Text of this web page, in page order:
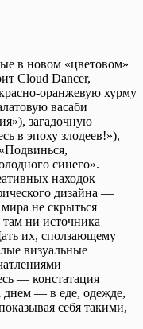
в новом «цветовом»
Cloud Dancer,
оранжевую хурму
васаби
загадочную
в эпоху злодеев!»),
синего».
находок
дизайна —
не скрыться
ни источника
их, сползающему
визуальные
— констатация
днем — в еде, одежде,
себя такими,